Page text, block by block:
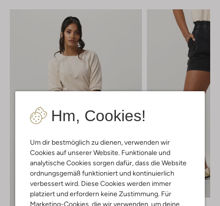
Hm, Cookies!
Um dir bestmöglich zu dienen, verwenden wir
Cookies auf unserer Website. Funktionale und
analytische Cookies sorgen dafür, dass die Website
ordnungsgemäß funktioniert und kontinuierlich
verbessert wird. Diese Cookies werden immer
platziert und erfordern keine Zustimmung. Für
Marketing-Cookies, die wir verwenden, um deine
-20%